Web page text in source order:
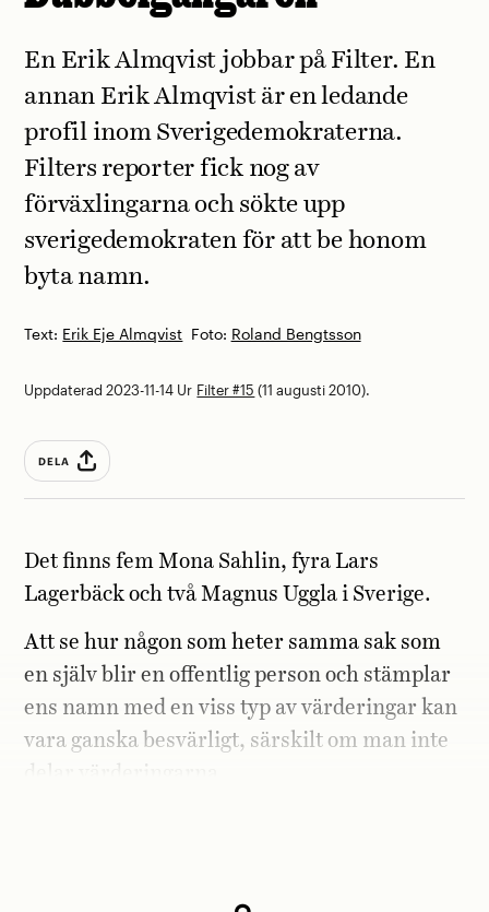
Text: Erik Eje Almqvist Foto: Roland Bengtsson
En Erik Almqvist jobbar på Filter. En
annan Erik Almqvist är en ledande
profil inom Sverigedemokraterna.
Filters reporter fick nog av
förväxlingarna och sökte upp
sverigedemokraten för att be honom
byta namn.
Uppdaterad 2023-11-14 Ur Filter #15 (11 augusti 2010).
DELA
Det finns fem Mona Sahlin, fyra Lars
Lagerbäck och två Magnus Uggla i Sverige.
Att se hur någon som heter samma sak som
en själv blir en offentlig person och stämplar
ens namn med en viss typ av värderingar kan
vara ganska besvärligt, särskilt om man inte